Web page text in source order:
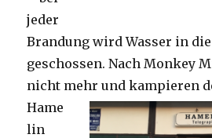
jeder
Brandung wird Wasser in
geschossen. Nach Monkey
nicht mehr und kampieren
Hame
lin